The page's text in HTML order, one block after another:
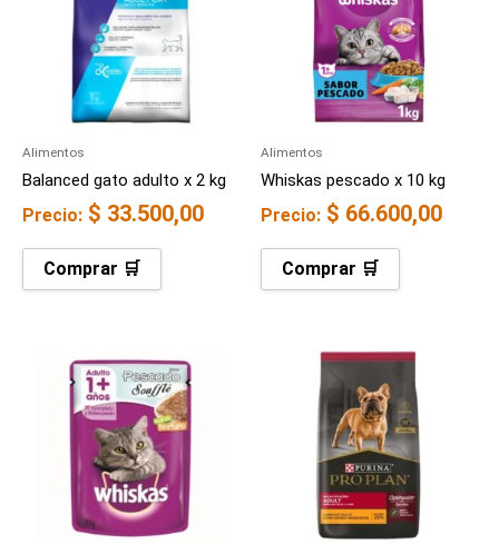
Alimentos
Balanced gato adulto x 2 kg
Precio: $ 33.500,00
Comprar 🛒
Alimentos
Whiskas pescado x 10 kg
Precio: $ 66.600,00
Comprar 🛒